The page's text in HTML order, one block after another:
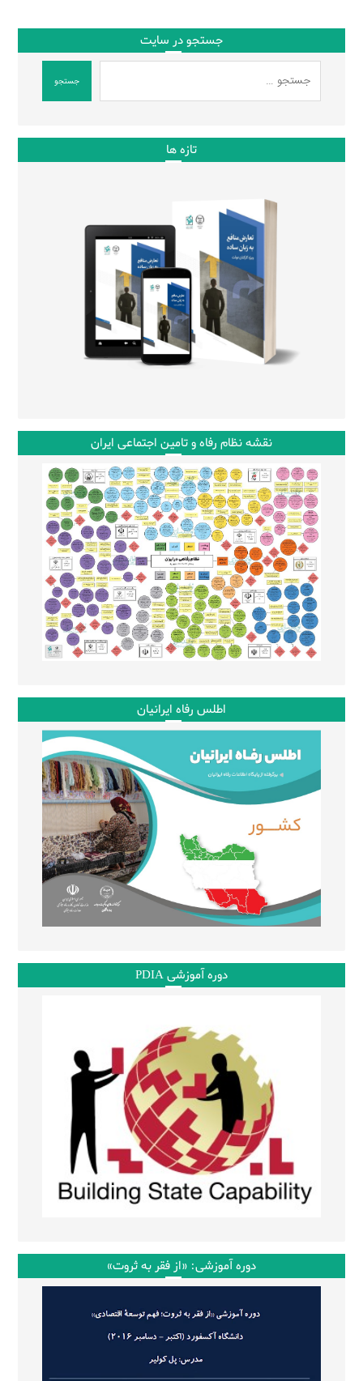
جستجو در سایت
جستجو
تازه ها
نقشه نظام رفاه و تامین اجتماعی ایران
اطلس رفاه ایرانیان
دوره آموزشی PDIA
دوره آموزشی: «از فقر به ثروت»